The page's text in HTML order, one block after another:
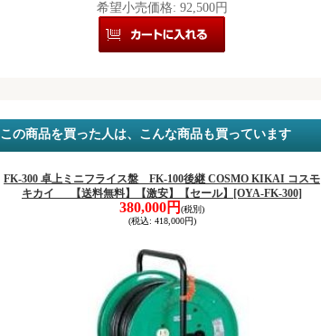
希望小売価格: 92,500円
この商品を買った人は、こんな商品も買っています
FK-300 卓上ミニフライス盤 FK-100後継 COSMO KIKAI コスモ
キカイ 【送料無料】【激安】【セール】
[OYA-FK-300]
380,000円 (税別)
(税込: 418,000円)